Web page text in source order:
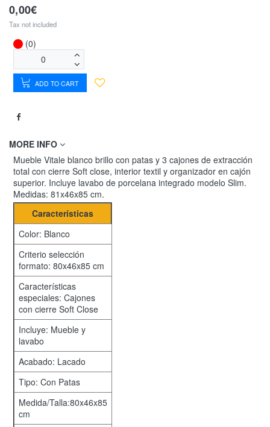
0,00€
Tax not included
(0)
ADD TO CART
MORE INFO
Mueble Vitale blanco brillo con patas y 3 cajones de extracción
total con cierre Soft close, interior textil y organizador en cajón
superior. Incluye lavabo de porcelana integrado modelo Slim.
Medidas: 81x46x85 cm.
Características
Color: Blanco
Criterio selección
formato: 80x46x85 cm
Características
especiales: Cajones
con cierre Soft Close
Incluye: Mueble y
lavabo
Acabado: Lacado
Tipo: Con Patas
Medida/Talla:80x46x85
cm